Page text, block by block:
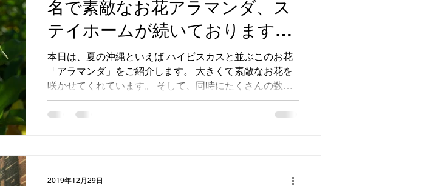
名で素敵なお花アラマンダ、ス
テイホームが続いております
が、コンドミニアムホテル名護
リゾートリエッタ中山スタッフ
一同皆様にお会いできるのを楽
しみにしております。
本日は、夏の沖縄といえば ハイビスカスと並ぶこのお花
「アラマンダ」をご紹介します。 大きくて素敵なお花を
咲かせてくれています。 そして、同時にたくさんの数も
咲かせてくれるので、 庭に植えると素敵なお花の壁にな
ります。 リエッタ中山に隣接しているフルーツランドに
2019年12月29日